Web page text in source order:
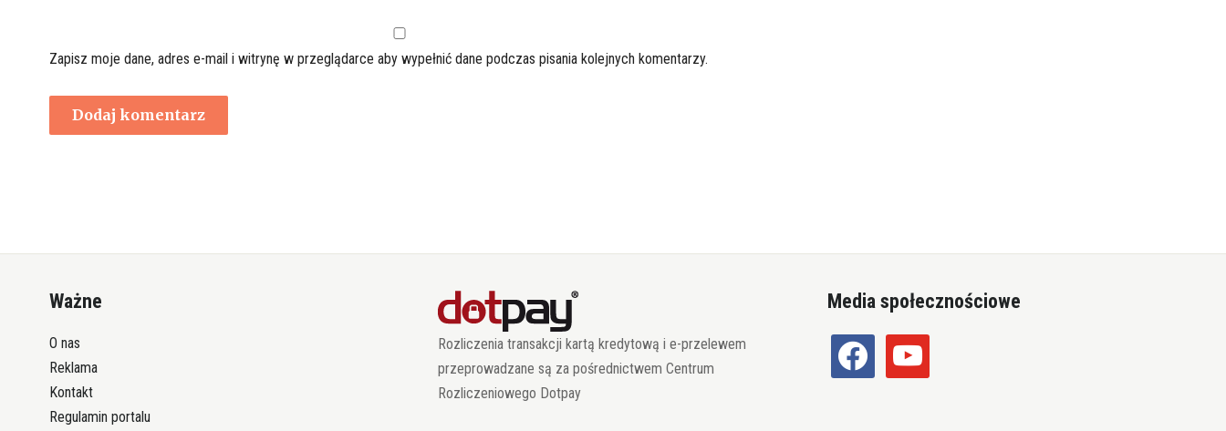
Zapisz moje dane, adres e-mail i witrynę w przeglądarce aby wypełnić dane podczas pisania kolejnych komentarzy.
Ważne
O nas
Reklama
Kontakt
Regulamin portalu
Rozliczenia transakcji kartą kredytową i e-przelewem
przeprowadzane są za pośrednictwem Centrum
Rozliczeniowego Dotpay
Media społecznościowe
facebook youtube